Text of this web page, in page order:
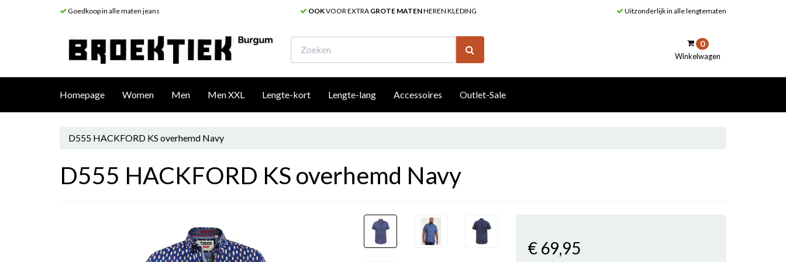
Goedkoop in alle maten jeans OOKVOOR EXTRA GROTE MATENHEREN KLEDING Uitzonderlijk in alle lengtematen
0
Winkelwagen
Homepage Women Men Men XXL Lengte-kort Lengte-lang Accessoires Outlet-Sale
D555 HACKFORD KS overhemd Navy
D555 HACKFORD KS overhemd Navy
€ 69,95